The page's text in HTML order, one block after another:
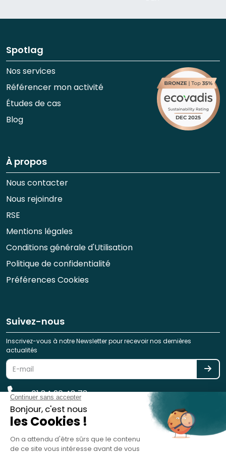
Spotlag
Nos services
Référencer mon activité
Études de cas
Blog
À propos
Nous contacter
Nous rejoindre
RSE
Mentions légales
Conditions générale d'Utilisation
Politique de confidentialité
Préférences Cookies
Suivez-nous
Inscrivez-vous à notre Newsletter pour recevoir nos dernières
actualités
01 84 20 48 78
reservation@spotlag.com